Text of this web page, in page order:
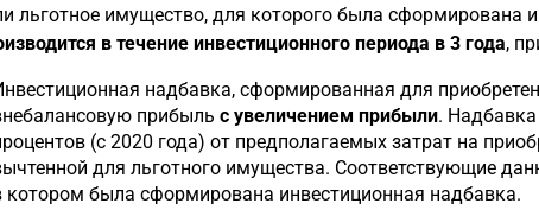
льготное имущество, для которого была сформирована
в течение инвестиционного периода в 3 года,
надбавка, сформированная для
прибыль с увеличением прибыли. Надбавка
(с 2020 года) от предполагаемых затрат на
для льготного имущества. Соответствующие
котором была сформирована инвестиционная надбавка.